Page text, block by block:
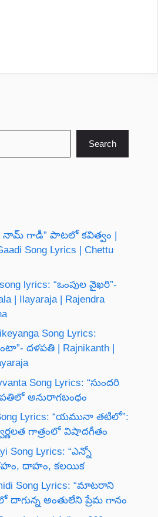
Search
నామ్ గాడీ” పాటలో కవిత్వం |
Song Lyrics | Chettu
lyrics: “ఒంపుల వైఖరి”-
| Ilayaraja | Rajendra
Song Lyrics:
దళపతి | Rajnikanth |
Song Lyrics: “సుందరి
అనురాగబంధం
Song Lyrics: “యమునా తటిలో”:
గాత్రంలో విషాదగీతం
Song Lyrics: “ఎన్నో
దాహం, కలయిక
Song Lyrics: “మాటరాని
అంతులేని ప్రేమ గానం